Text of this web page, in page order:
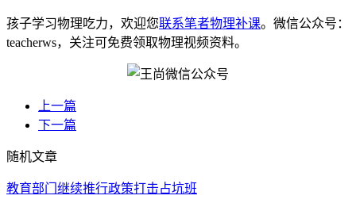
孩子学习物理吃力，欢迎您联系笔者物理补课。微信公众号：
teacherws，关注可免费领取物理视频资料。
上一篇
下一篇
随机文章
教育部门继续推行政策打击占坑班